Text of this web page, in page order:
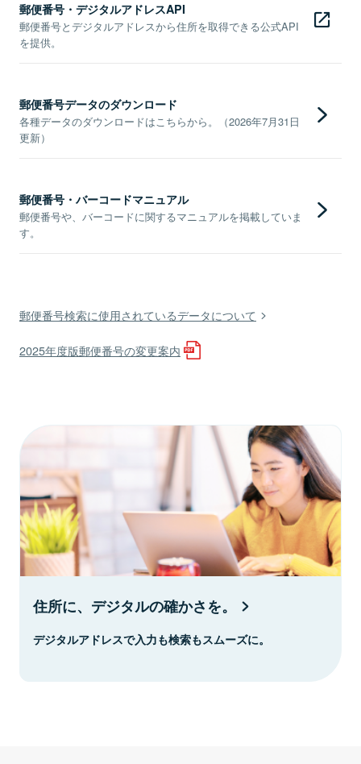
郵便番号・デジタルアドレスAPI
郵便番号とデジタルアドレスから住所を取得できる公式API
を提供。
郵便番号データのダウンロード
各種データのダウンロードはこちらから。（2026年7月31日
更新）
郵便番号・バーコードマニュアル
郵便番号や、バーコードに関するマニュアルを掲載していま
す。
郵便番号検索に使用されているデータについて
2025年度版郵便番号の変更案内
住所に、デジタルの確かさを。
デジタルアドレスで入力も検索もスムーズに。